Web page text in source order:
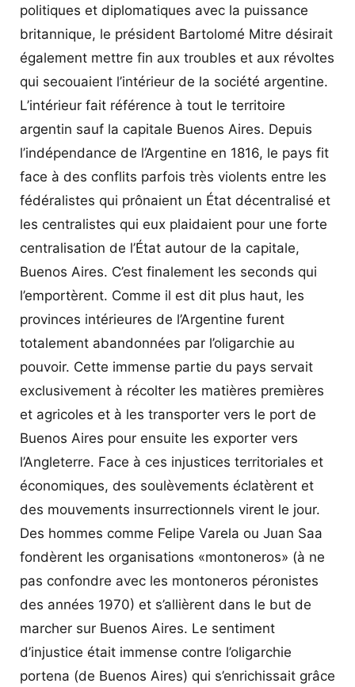
politiques et diplomatiques avec la puissance
britannique, le président Bartolomé Mitre désirait
également mettre fin aux troubles et aux révoltes
qui secouaient l’intérieur de la société argentine.
L’intérieur fait référence à tout le territoire
argentin sauf la capitale Buenos Aires. Depuis
l’indépendance de l’Argentine en 1816, le pays fit
face à des conflits parfois très violents entre les
fédéralistes qui prônaient un État décentralisé et
les centralistes qui eux plaidaient pour une forte
centralisation de l’État autour de la capitale,
Buenos Aires. C’est finalement les seconds qui
l’emportèrent. Comme il est dit plus haut, les
provinces intérieures de l’Argentine furent
totalement abandonnées par l’oligarchie au
pouvoir. Cette immense partie du pays servait
exclusivement à récolter les matières premières
et agricoles et à les transporter vers le port de
Buenos Aires pour ensuite les exporter vers
l’Angleterre. Face à ces injustices territoriales et
économiques, des soulèvements éclatèrent et
des mouvements insurrectionnels virent le jour.
Des hommes comme Felipe Varela ou Juan Saa
fondèrent les organisations «montoneros» (à ne
pas confondre avec les montoneros péronistes
des années 1970) et s’allièrent dans le but de
marcher sur Buenos Aires. Le sentiment
d’injustice était immense contre l’oligarchie
portena (de Buenos Aires) qui s’enrichissait grâce